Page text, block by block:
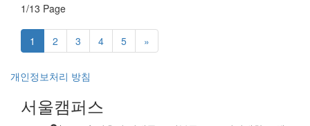
1/13 Page
1 (current)
2 3 4 5 »
개인정보처리 방침
서울캠퍼스